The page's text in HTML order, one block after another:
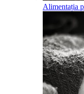
Alimentația